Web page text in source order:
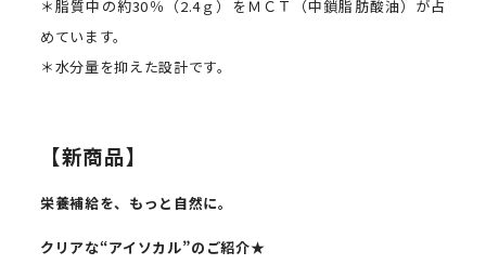
＊脂質中の約30％（2.4ｇ）をＭＣＴ（中鎖脂肪酸油）が占
めています。
＊水分量を抑えた設計です。
【新商品】
栄養補給を、もっと自然に。
クリアな“アイソカル”のご紹介★